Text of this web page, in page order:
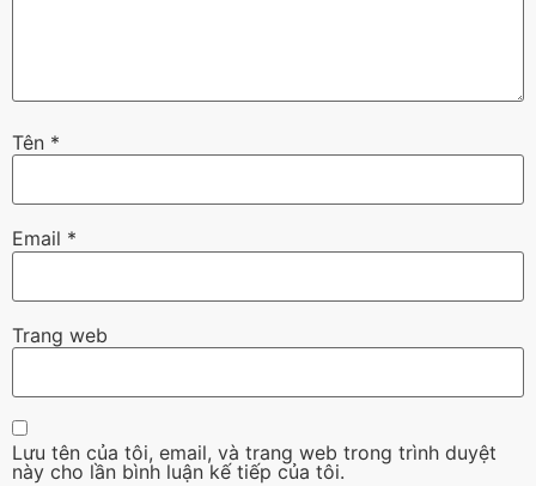
Tên *
Email *
Trang web
Lưu tên của tôi, email, và trang web trong trình duyệt
này cho lần bình luận kế tiếp của tôi.